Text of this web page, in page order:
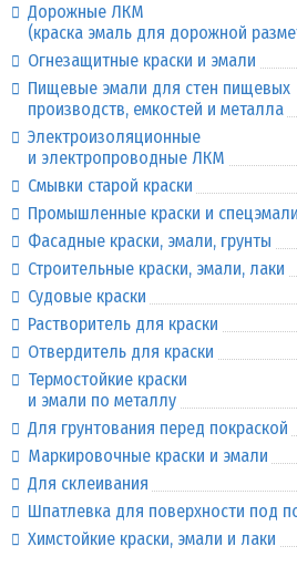
Дорожные ЛКМ
(краска эмаль для дорожной
Огнезащитные краски и эмали
Пищевые эмали для стен пищевых
производств, емкостей и металла
Электроизоляционные
и электропроводные ЛКМ
Смывки старой краски
Промышленные краски и спецэмали
Фасадные краски, эмали, грунты
Строительные краски, эмали, лаки
Судовые краски
Растворитель для краски
Отвердитель для краски
Термостойкие краски
и эмали по металлу
Для грунтования перед покраской
Маркировочные краски и эмали
Для склеивания
Шпатлевка для поверхности под
Химстойкие краски, эмали и лаки